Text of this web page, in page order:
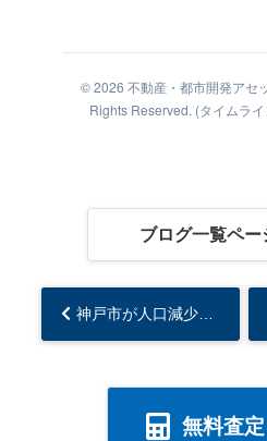
© 2026 不動産・都市開発アセ
Rights Reserved. (タイムラ
ブログ一覧ペー
神戸市が人口減少で全国ワースト1位に。 不動産のプロが暴く真の原因と資産価値の未来予測...
無料査